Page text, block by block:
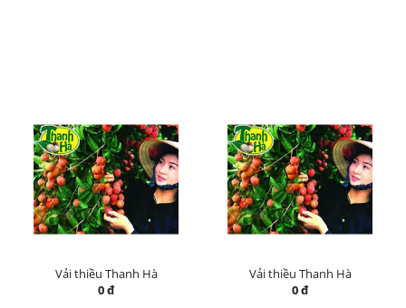
Vải thiều Thanh Hà
0 đ
Vải thiều Thanh Hà
0 đ